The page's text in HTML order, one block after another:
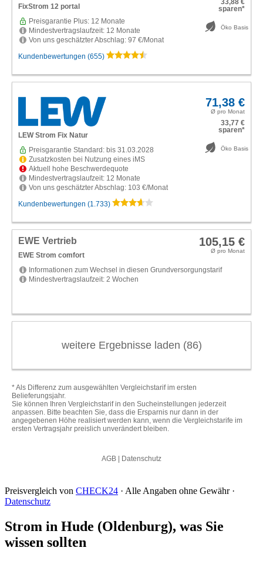
Preisvergleich von CHECK24 · Alle Angaben ohne Gewähr ·
Datenschutz
Strom in Hude (Oldenburg), was Sie
wissen sollten